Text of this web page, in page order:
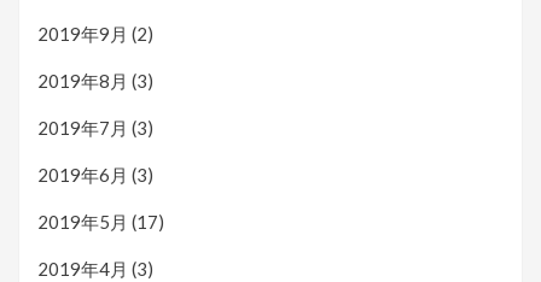
2019年9月 (2)
2019年8月 (3)
2019年7月 (3)
2019年6月 (3)
2019年5月 (17)
2019年4月 (3)